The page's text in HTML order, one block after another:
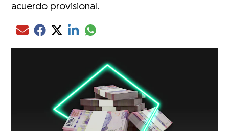
acuerdo provisional.
Compartir el artículo actual mediante Email
Compartir el artículo actual mediante Facebook
Compartir el artículo actual mediante Twitter
Compartir el artículo actual mediante LinkedIn
Compartir el artículo actual mediante